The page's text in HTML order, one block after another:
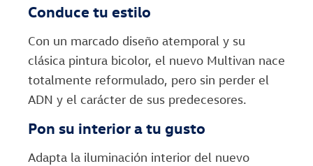
Conduce tu estilo
Con un marcado diseño atemporal y su
clásica pintura bicolor, el nuevo Multivan nace
totalmente reformulado, pero sin perder el
ADN y el carácter de sus predecesores.
Pon su interior a tu gusto
Adapta la iluminación interior del nuevo